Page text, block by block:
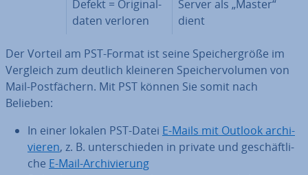
Defekt = Ori­gi­nal­
da­ten verloren
Server als „Master“
dient
Der Vorteil am PST-Format ist seine Spei­cher­grö­ße im
Vergleich zum deutlich kleineren Spei­cher­vo­lu­men von
Mail-Post­fä­chern. Mit PST können Sie somit nach
Belieben:
In einer lokalen PST-Datei E-Mails mit Outlook ar­chi­
vie­ren, z. B. un­ter­schie­den in private und ge­schäft­li­
che E-Mail-Ar­chi­vie­rung